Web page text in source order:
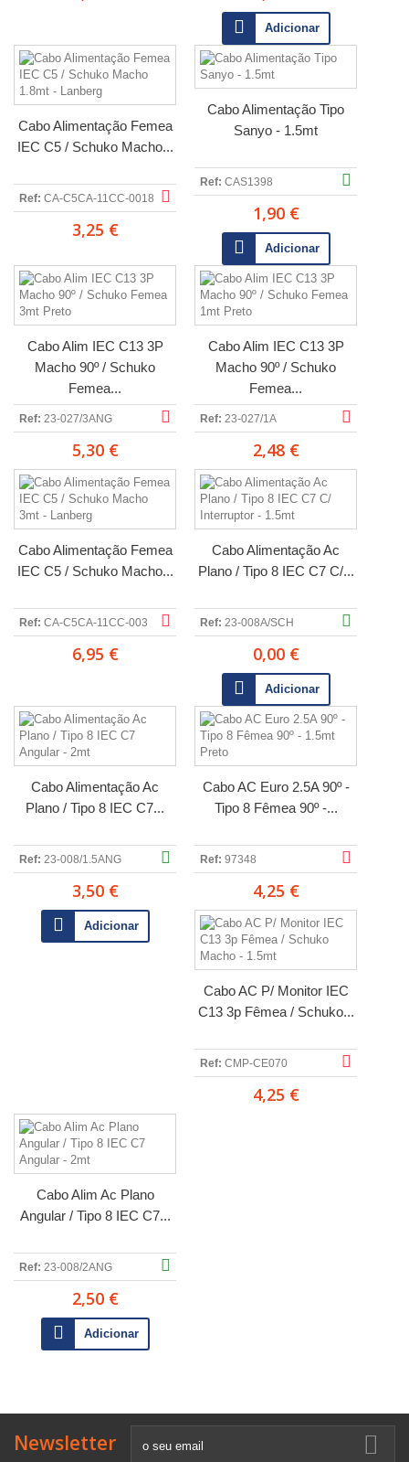
Adicionar
Cabo Alimentação Femea
IEC C5 / Schuko Macho...
Ref: CA-C5CA-11CC-0018
3,25 €
Cabo Alimentação Tipo
Sanyo - 1.5mt
Ref: CAS1398
1,90 €
Adicionar
Cabo Alim IEC C13 3P
Macho 90º / Schuko
Femea...
Ref: 23-027/3ANG
5,30 €
Cabo Alim IEC C13 3P
Macho 90º / Schuko
Femea...
Ref: 23-027/1A
2,48 €
Cabo Alimentação Femea
IEC C5 / Schuko Macho...
Ref: CA-C5CA-11CC-003
6,95 €
Cabo Alimentação Ac
Plano / Tipo 8 IEC C7 C/...
Ref: 23-008A/SCH
0,00 €
Adicionar
Cabo Alimentação Ac
Plano / Tipo 8 IEC C7...
Ref: 23-008/1.5ANG
3,50 €
Adicionar
Cabo AC Euro 2.5A 90º -
Tipo 8 Fêmea 90º -...
Ref: 97348
4,25 €
Cabo AC P/ Monitor IEC
C13 3p Fêmea / Schuko...
Ref: CMP-CE070
4,25 €
Cabo Alim Ac Plano
Angular / Tipo 8 IEC C7...
Ref: 23-008/2ANG
2,50 €
Adicionar
Newsletter